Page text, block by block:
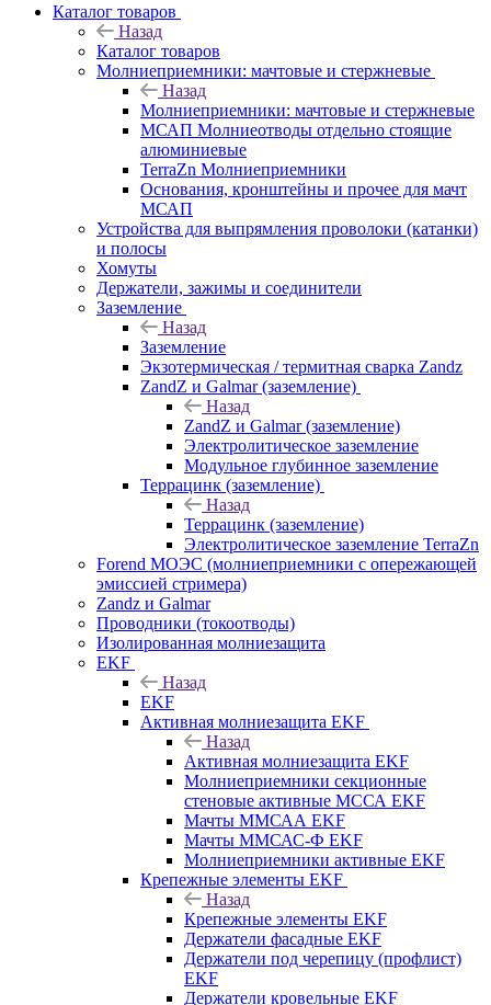
Каталог товаров
Назад
Каталог товаров
Молниеприемники: мачтовые и стержневые
Назад
Молниеприемники: мачтовые и стержневые
МСАП Молниеотводы отдельно стоящие
алюминиевые
TerraZn Молниеприемники
Основания, кронштейны и прочее для мачт
МСАП
Устройства для выпрямления проволоки (катанки)
и полосы
Хомуты
Держатели, зажимы и соединители
Заземление
Назад
Заземление
Экзотермическая / термитная сварка Zandz
ZandZ и Galmar (заземление)
Назад
ZandZ и Galmar (заземление)
Электролитическое заземление
Модульное глубинное заземление
Террацинк (заземление)
Назад
Террацинк (заземление)
Электролитическое заземление TerraZn
Forend МОЭС (молниеприемники с опережающей
эмиссией стримера)
Zandz и Galmar
Проводники (токоотводы)
Изолированная молниезащита
EKF
Назад
EKF
Активная молниезащита EKF
Назад
Активная молниезащита EKF
Молниеприемники секционные
стеновые активные МССА EKF
Мачты ММСАА EKF
Мачты ММСАС-Ф EKF
Молниеприемники активные EKF
Крепежные элементы EKF
Назад
Крепежные элементы EKF
Держатели фасадные EKF
Держатели под черепицу (профлист)
EKF
Держатели кровельные EKF